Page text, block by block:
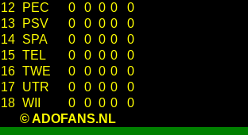
12
PEC 0 0 0 0
0
13
PSV 0 0 0 0
0
14 SPA 0 0 0 0
0
15 TEL 0 0 0 0
0
16 TWE 0 0 0 0
0
17 UTR 0 0 0 0
0
18 WII 0 0 0 0
0
© ADOFANS.NL